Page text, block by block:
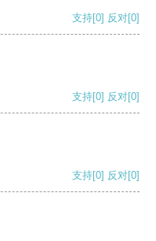
支持[0] 反对[0]
支持[0] 反对[0]
支持[0] 反对[0]